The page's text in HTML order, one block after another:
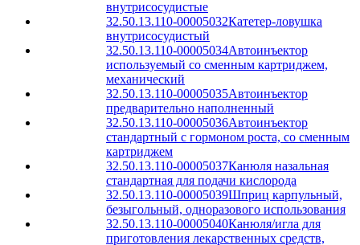
внутрисосудистые
32.50.13.110-00005032Катетер-ловушка
внутрисосудистый
32.50.13.110-00005034Автоинъектор
используемый со сменным картриджем,
механический
32.50.13.110-00005035Автоинъектор
предварительно наполненный
32.50.13.110-00005036Автоинъектор
стандартный с гормоном роста, со сменным
картриджем
32.50.13.110-00005037Канюля назальная
стандартная для подачи кислорода
32.50.13.110-00005039Шприц карпульный,
безыгольный, одноразового использования
32.50.13.110-00005040Канюля/игла для
приготовления лекарственных средств,